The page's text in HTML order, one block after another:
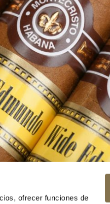
ofrecer funciones de